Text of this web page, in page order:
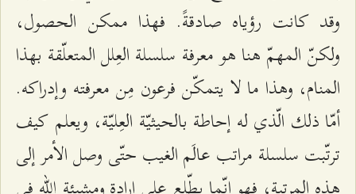
وقد كانت رؤياه صادقةً. فهذا ممكن الحصول،
ولكنّ المهمّ هنا هو معرفة سلسلة العِلل المتعلّقة بهذا
المنام، وهذا ما لا يتمكّن فرعون مِن معرفته وإدراكه.
أمّا ذلك الّذي له إحاطة بالحيثيّة العِليّة، ويعلم كيف
ترتّبت سلسلة مراتب عالَم الغيب حتّى وصل الأمر إلى